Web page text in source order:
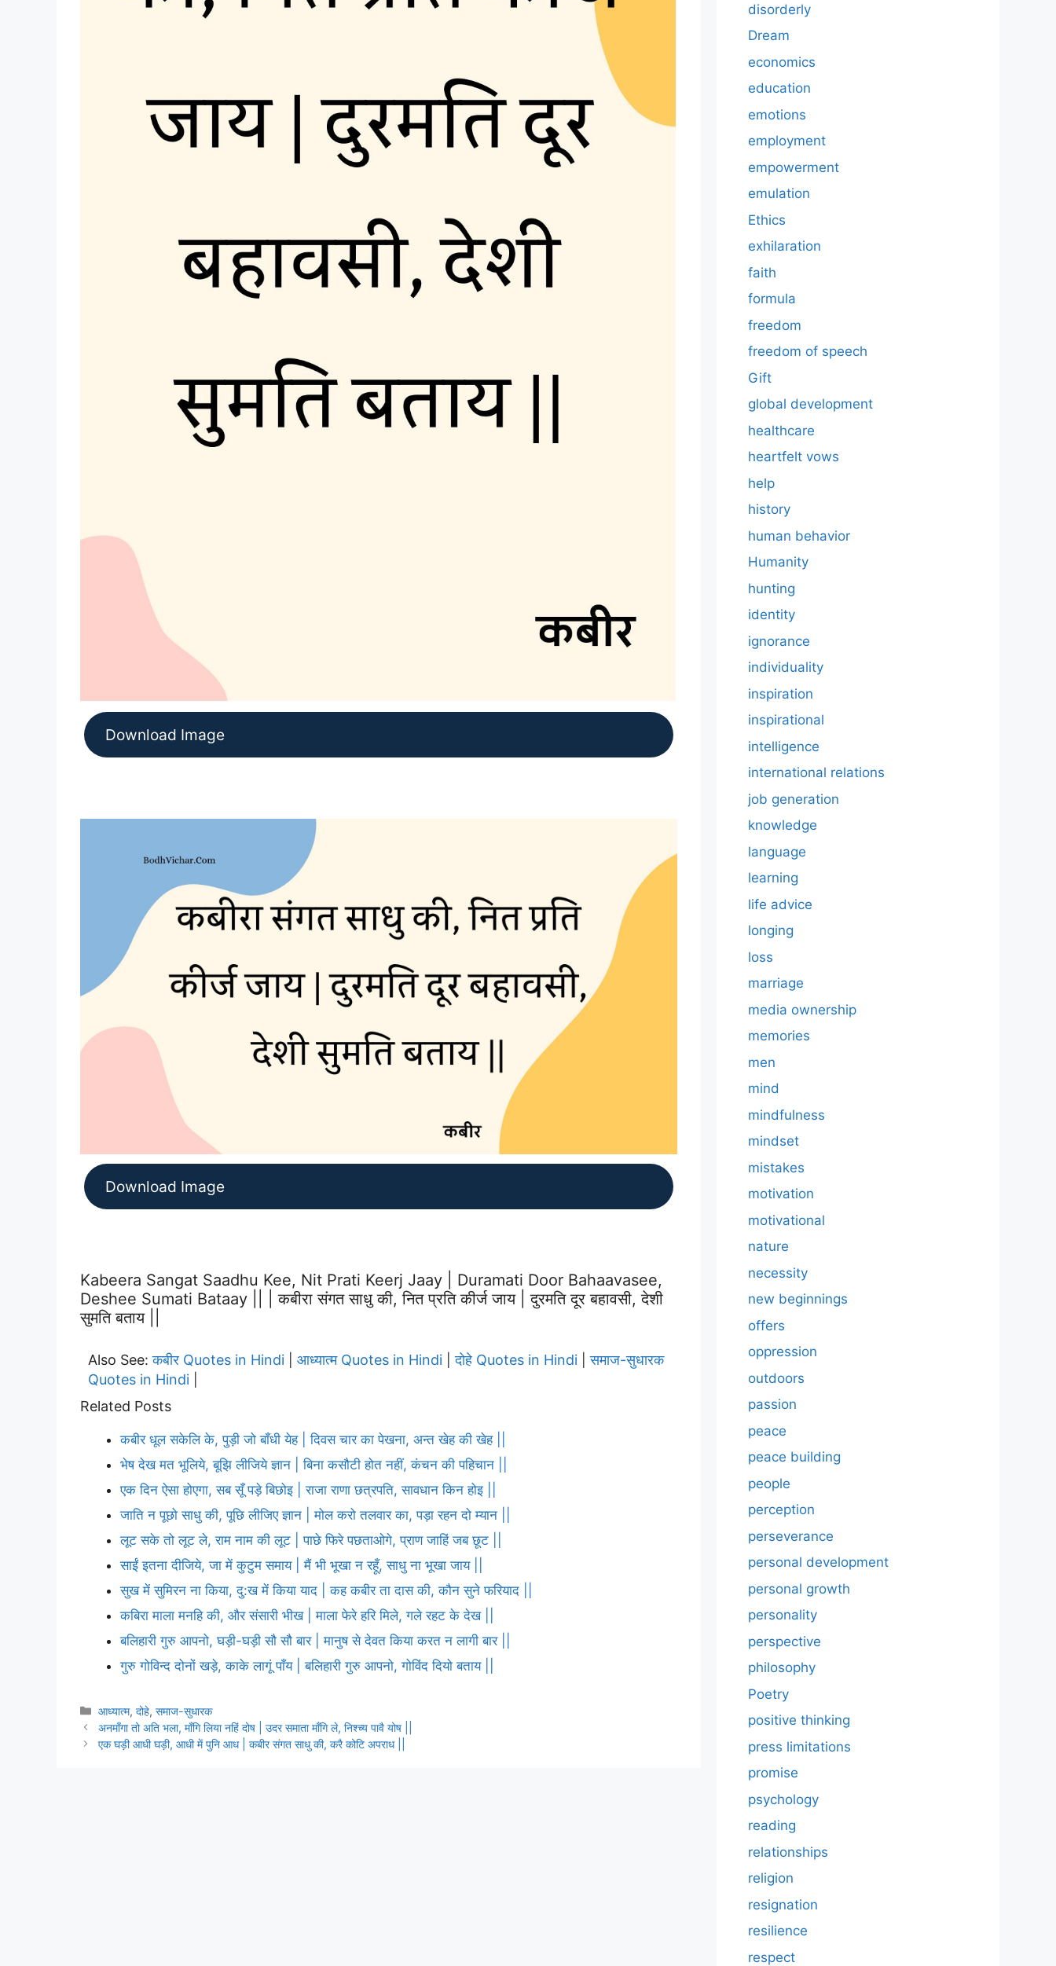
Download Image
Download Image
Kabeera Sangat Saadhu Kee, Nit Prati Keerj Jaay | Duramati Door Bahaavasee,
Deshee Sumati Bataay || | कबीरा संगत साधु की, नित प्रति कीर्ज जाय | दुरमति दूर बहावसी, देशी
सुमति बताय ||
Also See:कबीर Quotes in Hindi आध्यात्म Quotes in Hindi |दोहे Quotes in Hindi |समाज-सुधारक
Quotes in Hindi
Related Posts
कबीर धूल सकेलि के, पुड़ी जो बाँधी येह | दिवस चार का पेखना, अन्त खेह की खेह ||
भेष देख मत भूलिये, बूझि लीजिये ज्ञान | बिना कसौटी होत नहीं, कंचन की पहिचान ||
एक दिन ऐसा होएगा, सब सूँ पड़े बिछोइ | राजा राणा छत्रपति, सावधान किन होइ ||
जाति न पूछो साधु की, पूछि लीजिए ज्ञान | मोल करो तलवार का, पड़ा रहन दो म्यान ||
लूट सके तो लूट ले, राम नाम की लूट | पाछे फिरे पछताओगे, प्राण जाहिं जब छूट ||
साईं इतना दीजिये, जा में कुटुम समाय | मैं भी भूखा न रहूँ, साधु ना भूखा जाय ||
सुख में सुमिरन ना किया, दु:ख में किया याद | कह कबीर ता दास की, कौन सुने फरियाद ||
कबिरा माला मनहि की, और संसारी भीख | माला फेरे हरि मिले, गले रहट के देख ||
बलिहारी गुरु आपनो, घड़ी-घड़ी सौ सौ बार | मानुष से देवत किया करत न लागी बार ||
गुरु गोविन्द दोनों खड़े, काके लागूं पाँय | बलिहारी गुरु आपनो, गोविंद दियो बताय ||
Categories
आध्यात्म,दोहे,समाज-सुधारक
अनमाँगा तो अति भला, माँगि लिया नहिं दोष | उदर समाता माँगि ले, निश्च्य पावै योष ||
एक घड़ी आधी घड़ी, आधी में पुनि आध | कबीर संगत साधु की, करै कोटि अपराध ||
disorderly
Dream
economics
education
emotions
employment
empowerment
emulation
Ethics
exhilaration
faith
formula
freedom
freedom of speech
Gift
global development
healthcare
heartfelt vows
help
history
human behavior
Humanity
hunting
identity
ignorance
individuality
inspiration
inspirational
intelligence
international relations
job generation
knowledge
language
learning
life advice
longing
loss
marriage
media ownership
memories
men
mind
mindfulness
mindset
mistakes
motivation
motivational
nature
necessity
new beginnings
offers
oppression
outdoors
passion
peace
peace building
people
perception
perseverance
personal development
personal growth
personality
perspective
philosophy
Poetry
positive thinking
press limitations
promise
psychology
reading
relationships
religion
resignation
resilience
respect